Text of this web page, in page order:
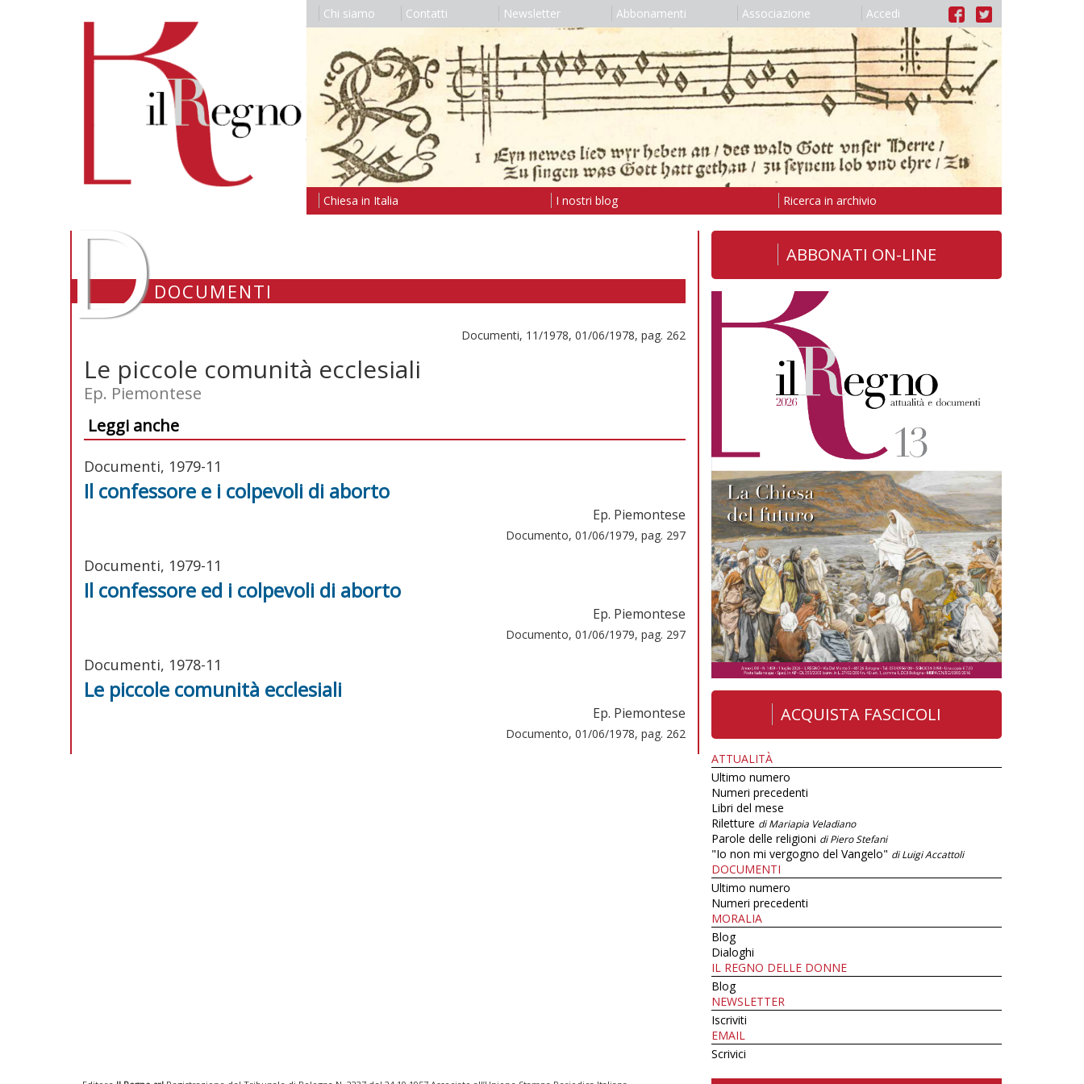
Chi siamo Contatti Newsletter Abbonamenti Associazione Accedi
Chiesa in Italia I nostri blog Ricerca in archivio
DDOCUMENTI
Documenti, 11/1978, 01/06/1978, pag. 262
Le piccole comunità ecclesiali
Ep. Piemontese
Leggi anche
Documenti, 1979-11
Il confessore e i colpevoli di aborto
Ep. Piemontese
Documento, 01/06/1979, pag. 297
Documenti, 1979-11
Il confessore ed i colpevoli di aborto
Ep. Piemontese
Documento, 01/06/1979, pag. 297
Documenti, 1978-11
Le piccole comunità ecclesiali
Ep. Piemontese
Documento, 01/06/1978, pag. 262
ABBONATI ON-LINE
ACQUISTA FASCICOLI
ATTUALITÀ
Ultimo numero
Numeri precedenti
Libri del mese
Riletture di Mariapia Veladiano
Parole delle religioni di Piero Stefani
"Io non mi vergogno del Vangelo" di Luigi Accattoli
DOCUMENTI
Ultimo numero
Numeri precedenti
MORALIA
Blog
Dialoghi
IL REGNO DELLE DONNE
Blog
NEWSLETTER
Iscriviti
EMAIL
Scrivici